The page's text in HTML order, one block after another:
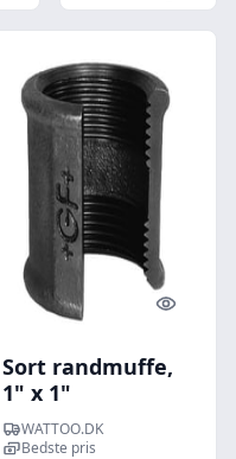
Quick
Sort randmuffe,
1" x 1"
WATTOO.DK
Bedste pris